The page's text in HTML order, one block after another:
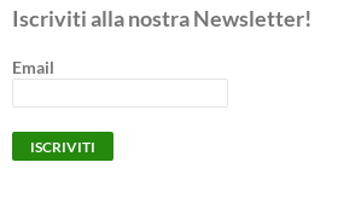
Iscriviti alla nostra Newsletter!
Email